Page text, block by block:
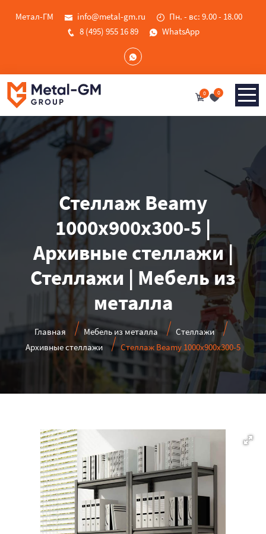
Метал-ГМ info@metal-gm.ru
Пн. - вс: 9.00 - 18.00
8 (495) 955 16 89
WhatsApp
0 0
Стеллаж Beamy
1000x900x300-5 |
Архивные стеллажи |
Стеллажи | Мебель из
металла
Главная Мебель из металла
Стеллажи
Архивные стеллажи
Стеллаж Beamy 1000x900x300-5